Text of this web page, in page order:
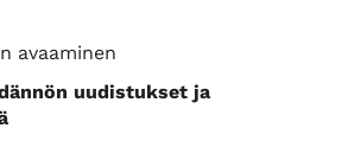
avaaminen
uudistukset ja